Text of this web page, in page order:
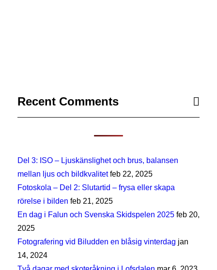
Recent Comments
Del 3: ISO – Ljuskänslighet och brus, balansen
mellan ljus och bildkvalitet feb 22, 2025
Fotoskola – Del 2: Slutartid – frysa eller skapa
rörelse i bilden feb 21, 2025
En dag i Falun och Svenska Skidspelen 2025 feb 20,
2025
Fotografering vid Biludden en blåsig vinterdag jan
14, 2024